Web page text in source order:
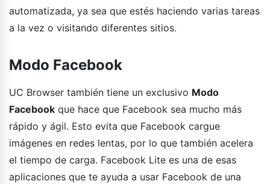
automatizada, ya sea que estés haciendo varias tareas
a la vez o visitando diferentes sitios.
Modo Facebook
UC Browser también tiene un exclusivo Modo
Facebook que hace que Facebook sea mucho más
rápido y ágil. Esto evita que Facebook cargue
imágenes en redes lentas, por lo que también acelera
el tiempo de carga. Facebook Lite es una de esas
aplicaciones que te ayuda a usar Facebook de una